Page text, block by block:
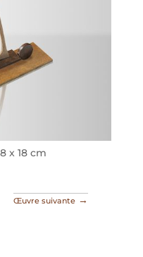
x 18 cm
Œuvre suivante →